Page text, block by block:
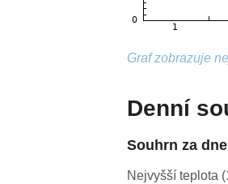
Graf zobrazuje
Denní
Souhrn za
Nejvyšší teplota